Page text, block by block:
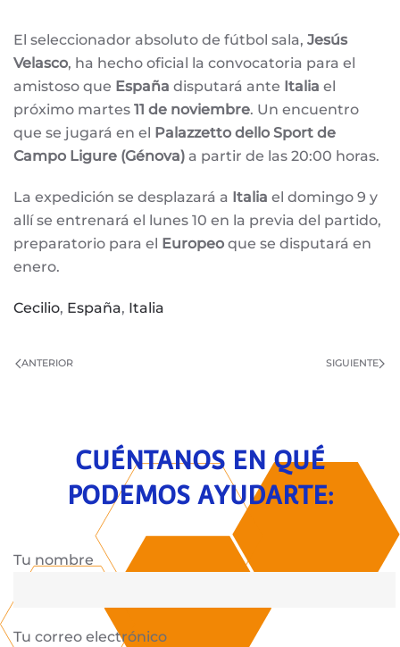
El seleccionador absoluto de fútbol sala, Jesús
Velasco, ha hecho oficial la convocatoria para el
amistoso que España disputará ante Italia el
próximo martes 11 de noviembre. Un encuentro
que se jugará en el Palazzetto dello Sport de
Campo Ligure (Génova) a partir de las 20:00 horas.
La expedición se desplazará a Italia el domingo 9 y
allí se entrenará el lunes 10 en la previa del partido,
preparatorio para el Europeo que se disputará en
enero.
Cecilio, España, Italia
ANTERIOR SIGUIENTE
CUÉNTANOS EN QUÉ
PODEMOS AYUDARTE:
Tu nombre
Tu correo electrónico